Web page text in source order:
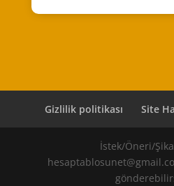
Gizlilik politikası Site
İstek/Öneri/